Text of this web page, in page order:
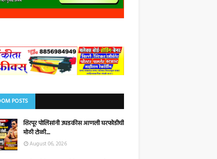
POSTS
शिरपूर पोलिसांनी उघडकीस आणली घरफोडीची
मोठी टोळी....
August 06, 2026